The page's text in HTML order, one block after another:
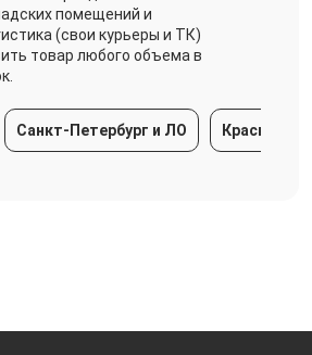
помещений и
(свои курьеры и ТК)
товар любого объема в
и ЛО Краснодарский край